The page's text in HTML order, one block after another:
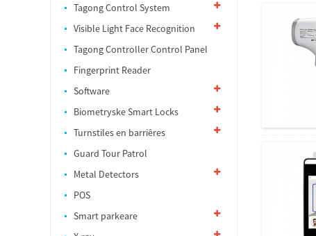
Tagong Control System
Visible Light Face Recognition
Tagong Controller Control Panel
Fingerprint Reader
Software
Biometryske Smart Locks
Turnstiles en barriêres
Guard Tour Patrol
Metal Detectors
POS
Smart parkeare